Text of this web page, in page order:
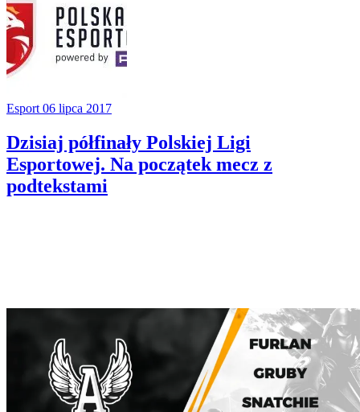
Esport 06 lipca 2017
Dzisiaj półfinały Polskiej Ligi
Esportowej. Na początek mecz z
podtekstami